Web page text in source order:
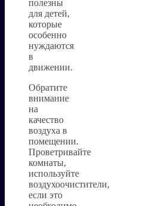
полезны
для детей,
которые
особенно
нуждаются
в
движении.
Обратите
внимание
на
качество
воздуха в
помещении.
Проветривайте
комнаты,
используйте
воздухоочистители,
если это